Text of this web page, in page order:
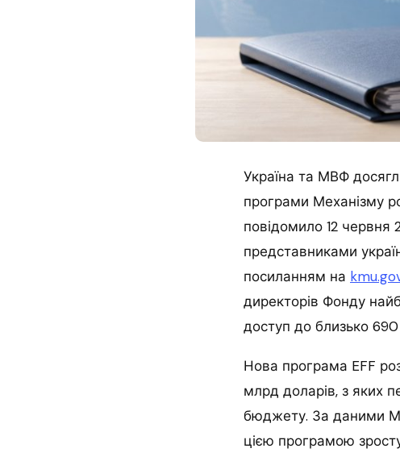
Україна та МВФ
програми Механізму
повідомило 12 червня
представниками
посиланням на
директорів Фонду
доступ до близько
Нова програма EFF
млрд доларів, з яких
бюджету. За даними
цією програмою